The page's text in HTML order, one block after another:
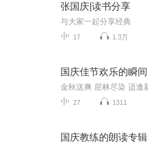
张国庆|读书分享
与大家一起分享经典
17 1.3万
国庆佳节欢乐的瞬间
27 1311
国庆教练的朗读专辑